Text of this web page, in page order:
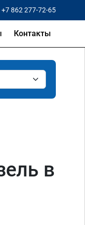
+7 862 277-72-65
Контакты
в